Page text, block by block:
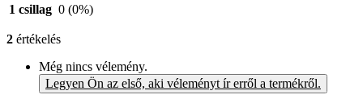
1 csillag 0 (0%)
2 értékelés
Még nincs vélemény.
Legyen Ön az első, aki véleményt ír erről a termékről.